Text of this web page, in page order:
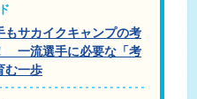
もサカイクキャンプの考
一流選手に必要な「考
む一歩